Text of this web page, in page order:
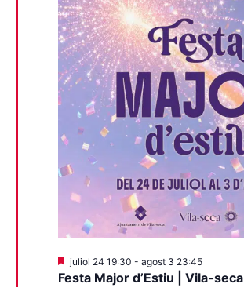
Festa Major d’Estiu | Vila-seca
Destacats
juliol 24 19:30 - agost 3 23:45